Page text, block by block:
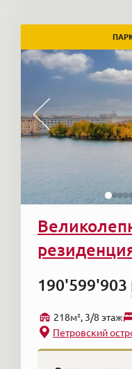
190'599'903
218м², 3/8 этаж
Петровский